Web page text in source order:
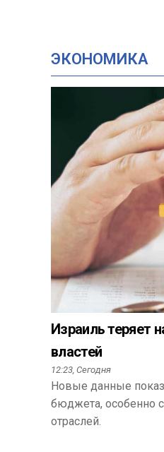
ЭКОНОМИКА
Израиль теряет
властей
12:23, Сегодня
Новые данные
бюджета, особенно
отраслей.